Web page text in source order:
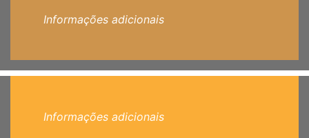
Informações adicionais
Informações adicionais